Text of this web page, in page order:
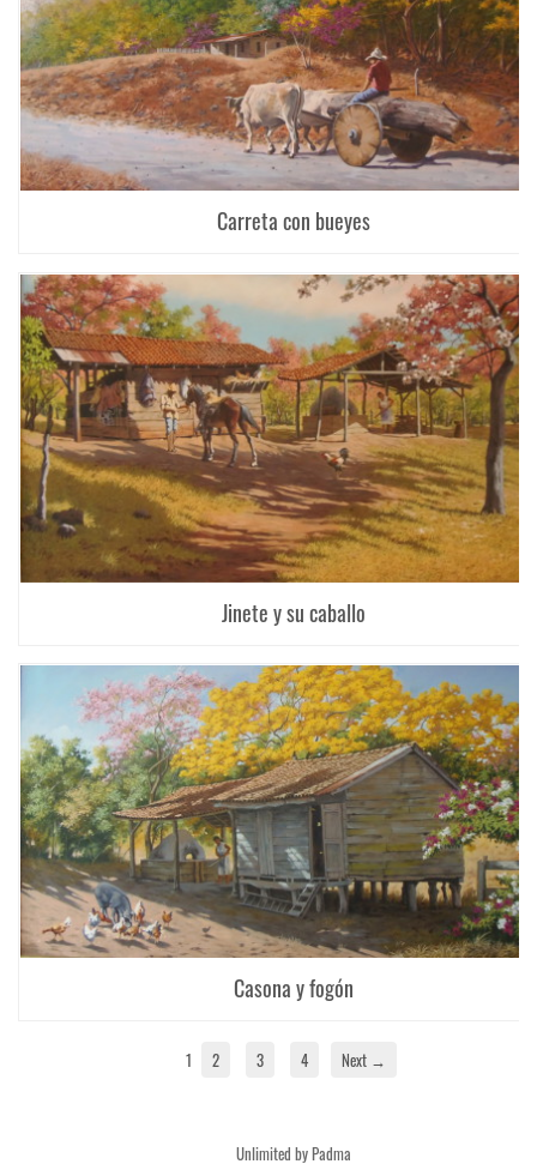
Carreta con bueyes
Jinete y su caballo
Casona y fogón
1 2 3 4 Next →
Unlimited by Padma